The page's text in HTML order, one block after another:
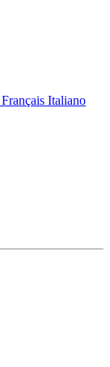
Français Italiano